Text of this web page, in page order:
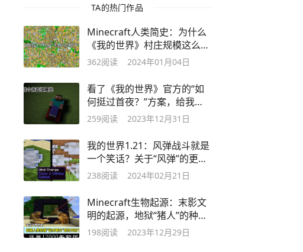
TA的热门作品
Minecraft人类简史：为什么
《我的世界》村庄规模这么
小？
362阅读 2024年01月04日
看了《我的世界》官方的“如
何挺过首夜？”方案，给我干
沉默了！
259阅读 2023年12月31日
我的世界1.21：风弹战斗就是
一个笑话？关于“风弹”的更新
建议！
238阅读 2024年02月21日
Minecraft生物起源：末影文
明的起源，地狱“猪人”的种族
灭杀！
198阅读 2023年12月29日